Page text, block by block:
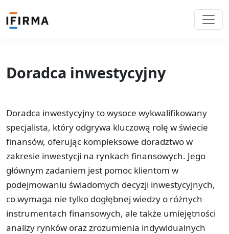
Doradca inwestycyjny
Doradca inwestycyjny to wysoce wykwalifikowany
specjalista, który odgrywa kluczową rolę w świecie
finansów, oferując kompleksowe doradztwo w
zakresie inwestycji na rynkach finansowych. Jego
głównym zadaniem jest pomoc klientom w
podejmowaniu świadomych decyzji inwestycyjnych,
co wymaga nie tylko dogłębnej wiedzy o różnych
instrumentach finansowych, ale także umiejętności
analizy rynków oraz zrozumienia indywidualnych